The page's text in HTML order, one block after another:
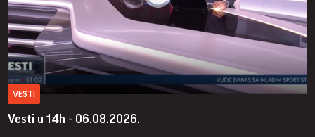
VESTI
Vesti u 14h - 06.08.2026.